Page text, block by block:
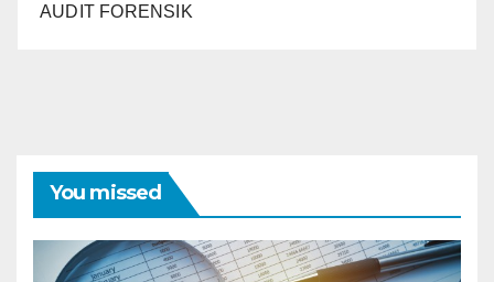
AUDIT FORENSIK
You missed